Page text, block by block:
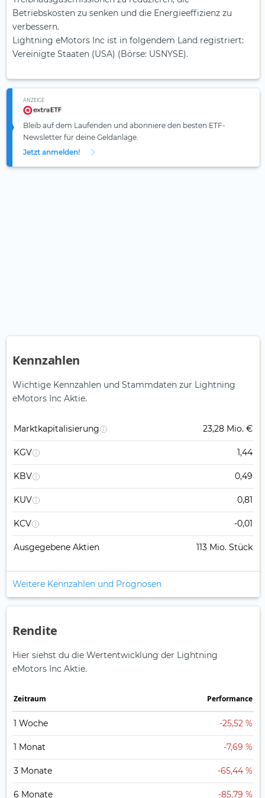
Betriebskosten zu senken und die Energieeffizienz zu
verbessern.
Lightning eMotors Inc ist in folgendem Land registriert:
Vereinigte Staaten (USA) (Börse: USNYSE).
ANZEIGE
Bleib auf dem Laufenden und abonniere den besten ETF-
Newsletter für deine Geldanlage.
Jetzt anmelden!
Kennzahlen
Wichtige Kennzahlen und Stammdaten zur Lightning
eMotors Inc Aktie.
Marktkapitalisierung 23,28 Mio. €
KGV 1,44
KBV 0,49
KUV 0,81
KCV -0,01
Ausgegebene Aktien 113 Mio. Stück
Weitere Kennzahlen und Prognosen
Rendite
Hier siehst du die Wertentwicklung der Lightning
eMotors Inc Aktie.
Zeitraum Perfor­mance
1 Woche -25,52 %
1 Monat -7,69 %
3 Monate -65,44 %
6 Monate -85,79 %